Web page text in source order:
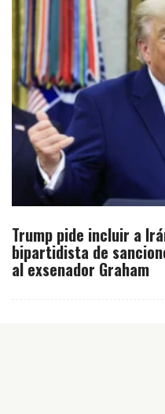
Trump pide incluir a
bipartidista de
al exsenador Graham